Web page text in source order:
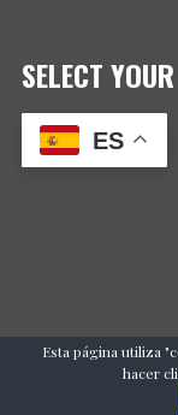
SELECT
ES
Esta página utiliza
hacer